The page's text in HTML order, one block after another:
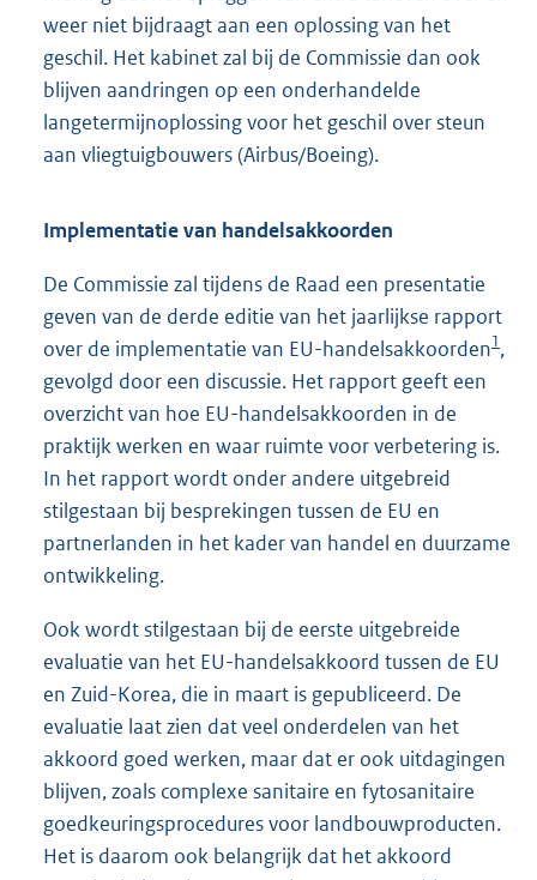
weer niet bijdraagt aan een oplossing van het
geschil. Het kabinet zal bij de Commissie dan ook
blijven aandringen op een onderhandelde
langetermijnoplossing voor het geschil over steun
aan vliegtuigbouwers (Airbus/Boeing).
Implementatie van handelsakkoorden
De Commissie zal tijdens de Raad een presentatie
geven van de derde editie van het jaarlijkse rapport
over de implementatie van EU-handelsakkoorden1,
gevolgd door een discussie. Het rapport geeft een
overzicht van hoe EU-handelsakkoorden in de
praktijk werken en waar ruimte voor verbetering is.
In het rapport wordt onder andere uitgebreid
stilgestaan bij besprekingen tussen de EU en
partnerlanden in het kader van handel en duurzame
ontwikkeling.
Ook wordt stilgestaan bij de eerste uitgebreide
evaluatie van het EU-handelsakkoord tussen de EU
en Zuid-Korea, die in maart is gepubliceerd. De
evaluatie laat zien dat veel onderdelen van het
akkoord goed werken, maar dat er ook uitdagingen
blijven, zoals complexe sanitaire en fytosanitaire
goedkeuringsprocedures voor landbouwproducten.
Het is daarom ook belangrijk dat het akkoord